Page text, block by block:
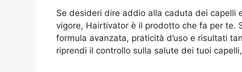
Se desideri dire addio alla caduta dei capelli
vigore, Hairtivator è il prodotto che fa per te.
formula avanzata, praticità d’uso e risultati
riprendi il controllo sulla salute dei tuoi